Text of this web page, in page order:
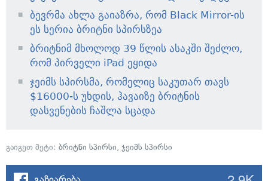
ბევრმა ახლა გაიაზრა, რომ Black Mirror-ის
ეს სერია ბრიტნი სპირსზეა
ბრიტნიმ მხოლოდ 39 წლის ასაკში შეძლო,
რომ პირველი iPad ეყიდა
ჯეიმს სპირსმა, რომელიც საკუთარ თავს
$16000-ს უხდის, ჰავაიზე ბრიტნის
დასვენების ჩაშლა სცადა
გაიგეთ მეტი: ბრიტნი სპირსი, ჯეიმს სპირსი